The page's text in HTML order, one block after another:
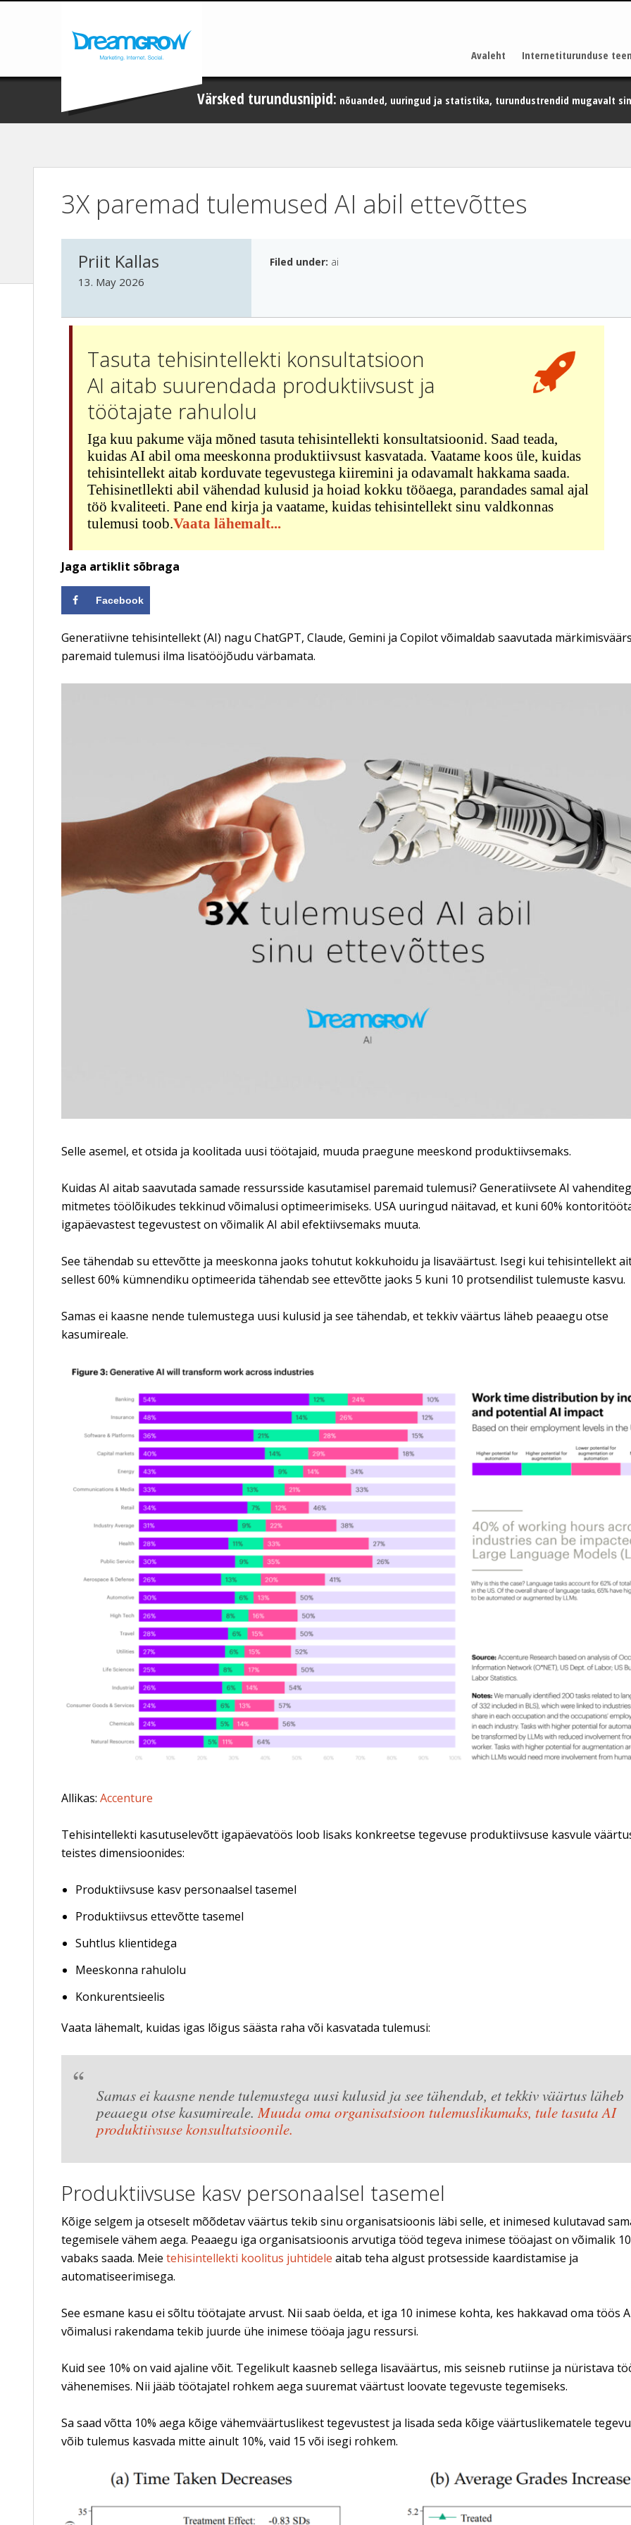
Avaleht Internetiturunduse
Värsked turundusnipid: nõuanded, uuringud ja statistika, turundustrendid mugavalt
3X paremad tulemused AI abil ettevõttes
Priit Kallas
13. May 2026
Filed under: ai
Tasuta tehisintellekti konsultatsioon
AI aitab suurendada produktiivsust ja
töötajate rahulolu
Iga kuu pakume väja mõned tasuta tehisintellekti konsultatsioonid. Saad teada,
kuidas AI abil oma meeskonna produktiivsust kasvatada. Vaatame koos üle, kuidas
tehisintellekt aitab korduvate tegevustega kiiremini ja odavamalt hakkama saada.
Tehisinetllekti abil vähendad kulusid ja hoiad kokku tööaega, parandades samal ajal
töö kvaliteeti. Pane end kirja ja vaatame, kuidas tehisintellekt sinu valdkonnas
tulemusi toob.Vaata lähemalt...
Jaga artiklit sõbraga
Facebook
Generatiivne tehisintellekt (AI) nagu ChatGPT, Claude, Gemini ja Copilot võimaldab saavutada
paremaid tulemusi ilma lisatööjõudu värbamata.
Selle asemel, et otsida ja koolitada uusi töötajaid, muuda praegune meeskond produktiivsemaks.
Kuidas AI aitab saavutada samade ressursside kasutamisel paremaid tulemusi? Generatiivsete AI
mitmetes töölõikudes tekkinud võimalusi optimeerimiseks. USA uuringud näitavad, et kuni 60%
igapäevastest tegevustest on võimalik AI abil efektiivsemaks muuta.
See tähendab su ettevõtte ja meeskonna jaoks tohutut kokkuhoidu ja lisaväärtust. Isegi kui tehisintellekt
sellest 60% kümnendiku optimeerida tähendab see ettevõtte jaoks 5 kuni 10 protsendilist tulemuste kasvu.
Samas ei kaasne nende tulemustega uusi kulusid ja see tähendab, et tekkiv väärtus läheb peaaegu otse
kasumireale.
Allikas: Accenture
Tehisintellekti kasutuselevõtt igapäevatöös loob lisaks konkreetse tegevuse produktiivsuse kasvule
teistes dimensioonides:
Produktiivsuse kasv personaalsel tasemel
Produktiivsus ettevõtte tasemel
Suhtlus klientidega
Meeskonna rahulolu
Konkurentsieelis
Vaata lähemalt, kuidas igas lõigus säästa raha või kasvatada tulemusi:
Samas ei kaasne nende tulemustega uusi kulusid ja see tähendab, et tekkiv väärtus läheb
peaaegu otse kasumireale.Muuda oma organisatsioon tulemuslikumaks, tule tasuta AI
produktiivsuse konsultatsioonile.
Produktiivsuse kasv personaalsel tasemel
Kõige selgem ja otseselt mõõdetav väärtus tekib sinu organisatsioonis läbi selle, et inimesed kulutavad
tegemisele vähem aega. Peaaegu iga organisatsioonis arvutiga tööd tegeva inimese tööajast on võimalik
vabaks saada. Meie tehisintellekti koolitus juhtidele aitab teha algust protsesside kaardistamise ja
automatiseerimisega.
See esmane kasu ei sõltu töötajate arvust. Nii saab öelda, et iga 10 inimese kohta, kes hakkavad oma töös
võimalusi rakendama tekib juurde ühe inimese tööaja jagu ressursi.
Kuid see 10% on vaid ajaline võit. Tegelikult kaasneb sellega lisaväärtus, mis seisneb rutiinse ja nüristava
vähenemises. Nii jääb töötajatel rohkem aega suuremat väärtust loovate tegevuste tegemiseks.
Sa saad võtta 10% aega kõige vähemväärtuslikest tegevustest ja lisada seda kõige väärtuslikematele
võib tulemus kasvada mitte ainult 10%, vaid 15 või isegi rohkem.